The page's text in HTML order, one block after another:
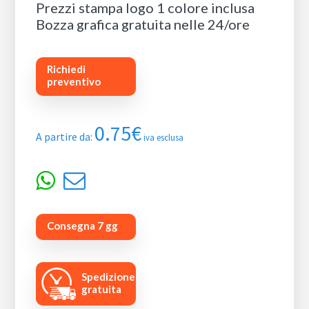
Prezzi stampa logo 1 colore inclusa
Bozza grafica gratuita nelle 24/ore
Richiedi
preventivo
A partire da: 0.75€ iva esclusa
Consegna 7 gg
Spedizione
gratuita